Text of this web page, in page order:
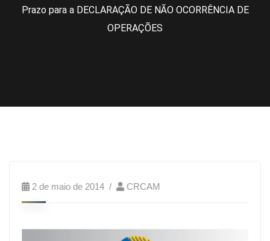
Prazo para a DECLARAÇÃO DE NÃO OCORRÊNCIA DE
OPERAÇÕES
2 de maio de 2014 CRCAM